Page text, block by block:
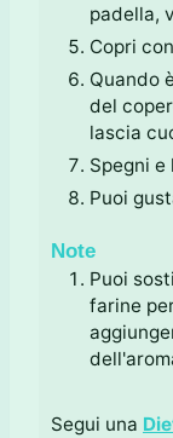
padella,
Copri
Quando
del
lascia
Spegni
Puoi
Note
Puoi
farine
Segui una